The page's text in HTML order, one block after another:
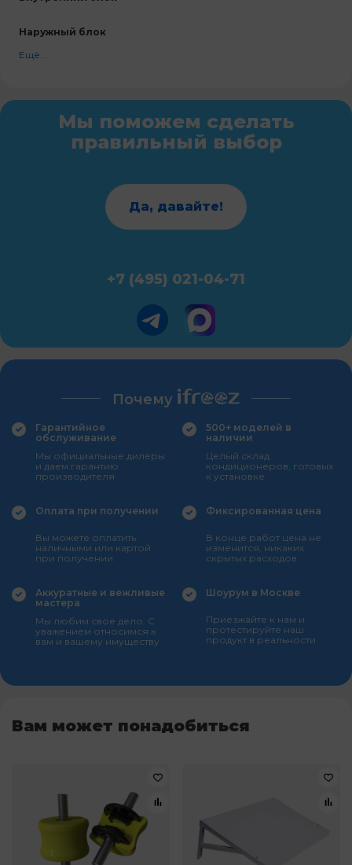
Наружный блок
Ещё...
Мы поможем сделать
правильный выбор
Да, давайте!
+7 (495) 021-04-71
Почему
Гарантийное
обслуживание
Мы официальные дилеры
и даем гарантию
производителя
500+ моделей в
наличии
Целый склад
кондиционеров, готовых
к установке
Оплата при получении
Вы можете оплатить
наличными или картой
при получении
Фиксированная цена
В конце работ цена не
изменится, никаких
скрытых расходов
Аккуратные и вежливые
мастера
Мы любим свое дело. С
уважением относимся к
вам и вашему имуществу
Шоурум в Москве
Приезжайте к нам и
протестируйте наш
продукт в реальности
Вам может понадобиться